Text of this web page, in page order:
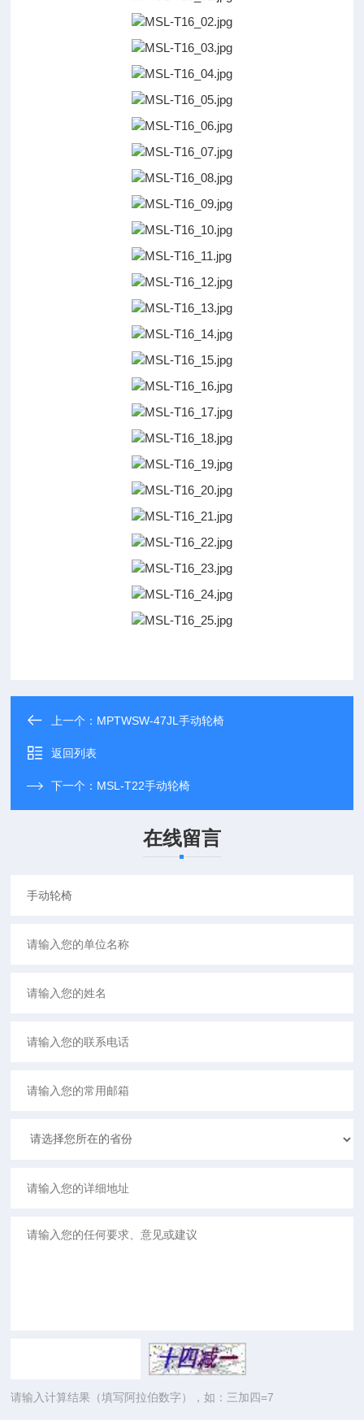
上一个： MPTWSW-47JL手动轮椅
返回列表
下一个： MSL-T22手动轮椅
在线留言
请输入计算结果（填写阿拉伯数字），如：三加四=7